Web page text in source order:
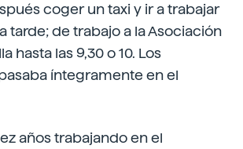
coger un taxi y ir a trabajar
tarde; de trabajo a la Asociación
hasta las 9,30 o 10. Los
íntegramente en el
años trabajando en el